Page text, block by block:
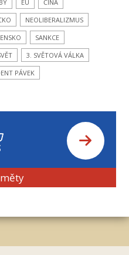
EU
ČÍNA
NEOLIBERALIZMUS
SANKCE
3. SVĚTOVÁ VÁLKA
PÁVEK